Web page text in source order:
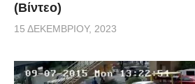
(Βίντεο)
15 ΔΕΚΕΜΒΡΊΟΥ, 2023